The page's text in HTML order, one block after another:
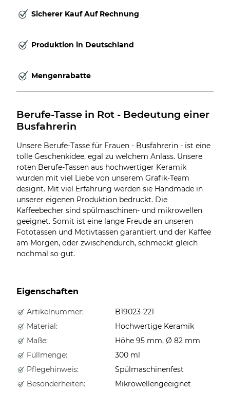
Sicherer Kauf Auf Rechnung
Produktion in Deutschland
Mengenrabatte
Berufe-Tasse in Rot - Bedeutung einer
Busfahrerin
Unsere Berufe-Tasse für Frauen - Busfahrerin - ist eine
tolle Geschenkidee, egal zu welchem Anlass. Unsere
roten Berufe-Tassen aus hochwertiger Keramik
wurden mit viel Liebe von unserem Grafik-Team
designt. Mit viel Erfahrung werden sie Handmade in
unserer eigenen Produktion bedruckt. Die
Kaffeebecher sind spülmaschinen- und mikrowellen
geeignet. Somit ist eine lange Freude an unseren
Fototassen und Motivtassen garantiert und der Kaffee
am Morgen, oder zwischendurch, schmeckt gleich
nochmal so gut.
Eigenschaften
Artikelnummer:
B19023-221
Material:
Hochwertige Keramik
Maße:
Höhe 95 mm, Ø 82 mm
Füllmenge:
300 ml
Pflegehinweis:
Spülmaschinenfest
Besonderheiten:
Mikrowellengeeignet